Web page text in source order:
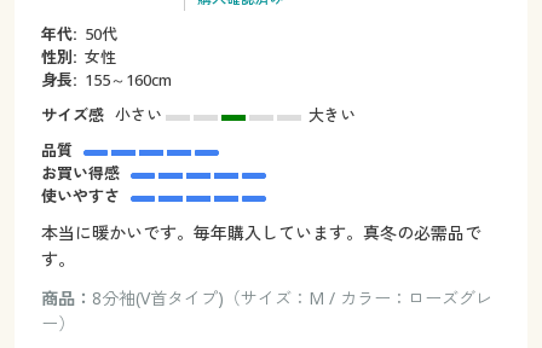
年代: 50代
性別: 女性
身長: 155～160cm
サイズ感 小さい
大きい
品質
お買い得感
使いやすさ
本当に暖かいです。毎年購入しています。真冬の必需品で
す。
商品： 8分袖(V首タイプ)（サイズ：M / カラー：ローズグレ
ー）